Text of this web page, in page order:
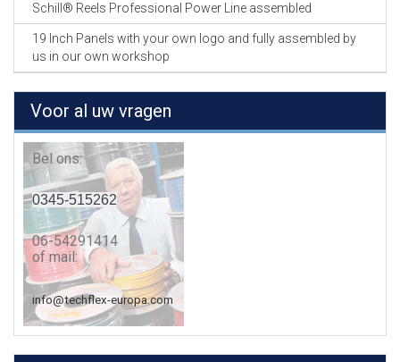
Schill® Reels Professional Power Line assembled
19 Inch Panels with your own logo and fully assembled by
us in our own workshop
Voor al uw vragen
Bel ons:
0345-515262
06-54291414
of mail:
info@techflex-europa.com